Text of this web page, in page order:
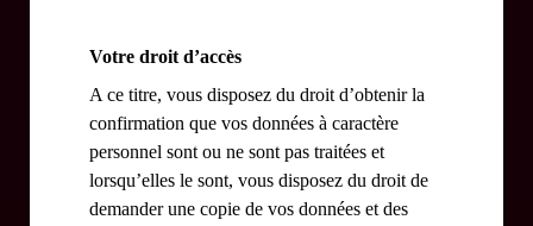
Votre droit d’accès
A ce titre, vous disposez du droit d’obtenir la
confirmation que vos données à caractère
personnel sont ou ne sont pas traitées et
lorsqu’elles le sont, vous disposez du droit de
demander une copie de vos données et des